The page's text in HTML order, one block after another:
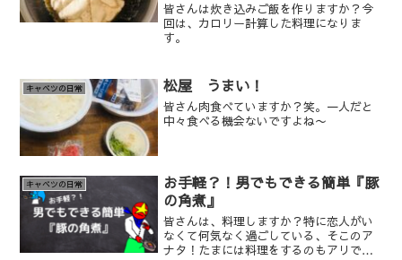
皆さんは炊き込みご飯を作りますか？今
回は、カロリー計算した料理になりま
す。
キャベツの日常 松屋 うまい！
皆さん肉食べていますか？笑。一人だと
中々食べる機会ないですよね〜
キャベツの日常
お手軽？！男でもできる簡単『豚
の角煮』
皆さんは、料理しますか？特に恋人がい
なくて何気なく過ごしている、そこのア
ナタ！たまには料理をするのもアリです